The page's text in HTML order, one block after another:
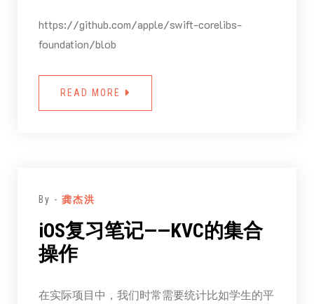
https://github.com/apple/swift-corelibs-
foundation/blob
READ MORE
By - 龚杰洪
iOS复习笔记——KVC的集合
操作
在实际项目中，我们时常需要统计比如学生的平